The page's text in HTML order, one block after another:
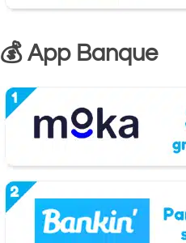
💰 App Banque